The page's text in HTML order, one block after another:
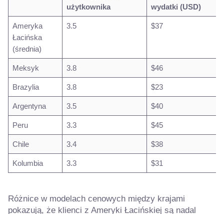
użytkownika
wydatki (USD)
Ameryka
Łacińska
(średnia)
3.5 $37
Meksyk 3.8 $46
Brazylia 3.8 $23
Argentyna 3.5 $40
Peru 3.3 $45
Chile 3.4 $38
Kolumbia 3.3 $31
Różnice w modelach cenowych między krajami
pokazują, że klienci z Ameryki Łacińskiej są nadal